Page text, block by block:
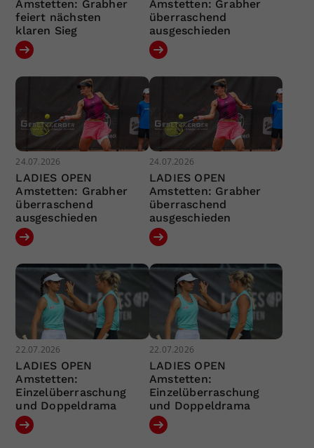
Amstetten: Grabher
feiert nächsten
klaren Sieg
Amstetten: Grabher
überraschend
ausgeschieden
24.07.2026
LADIES OPEN
Amstetten: Grabher
überraschend
ausgeschieden
24.07.2026
LADIES OPEN
Amstetten: Grabher
überraschend
ausgeschieden
22.07.2026
LADIES OPEN
Amstetten:
Einzelüberraschung
und Doppeldrama
22.07.2026
LADIES OPEN
Amstetten:
Einzelüberraschung
und Doppeldrama